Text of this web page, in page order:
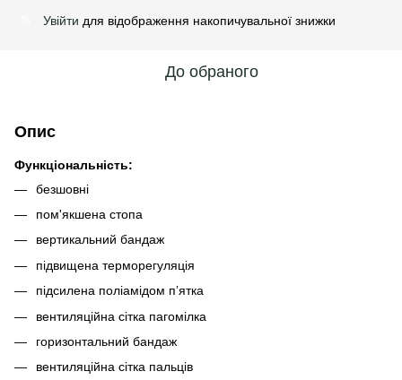
Увійти для відображення накопичувальної знижки
До обраного
Опис
Функціональність:
безшовні
пом'якшена стопа
вертикальний бандаж
підвищена терморегуляція
підсилена поліамідом пʼятка
вентиляційна сітка пагомілка
горизонтальний бандаж
вентиляційна сітка пальців